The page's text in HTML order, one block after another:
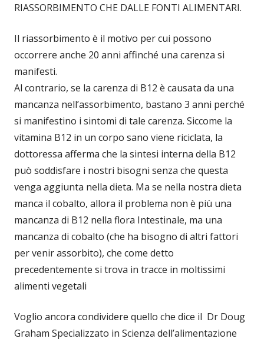
RIASSORBIMENTO CHE DALLE FONTI ALIMENTARI.
Il riassorbimento è il motivo per cui possono
occorrere anche 20 anni affinché una carenza si
manifesti.
Al contrario, se la carenza di B12 è causata da una
mancanza nell’assorbimento, bastano 3 anni perché
si manifestino i sintomi di tale carenza. Siccome la
vitamina B12 in un corpo sano viene riciclata, la
dottoressa afferma che la sintesi interna della B12
può soddisfare i nostri bisogni senza che questa
venga aggiunta nella dieta. Ma se nella nostra dieta
manca il cobalto, allora il problema non è più una
mancanza di B12 nella flora Intestinale, ma una
mancanza di cobalto (che ha bisogno di altri fattori
per venir assorbito), che come detto
precedentemente si trova in tracce in moltissimi
alimenti vegetali
Voglio ancora condividere quello che dice il Dr Doug
Graham Specializzato in Scienza dell’alimentazione